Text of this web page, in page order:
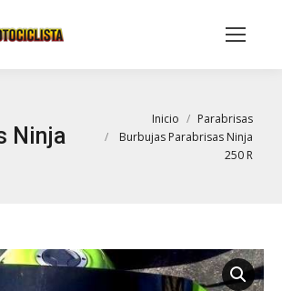
Buscar:
Ninja
Inicio
Parabrisas
Burbujas Parabrisas Ninja
250 R